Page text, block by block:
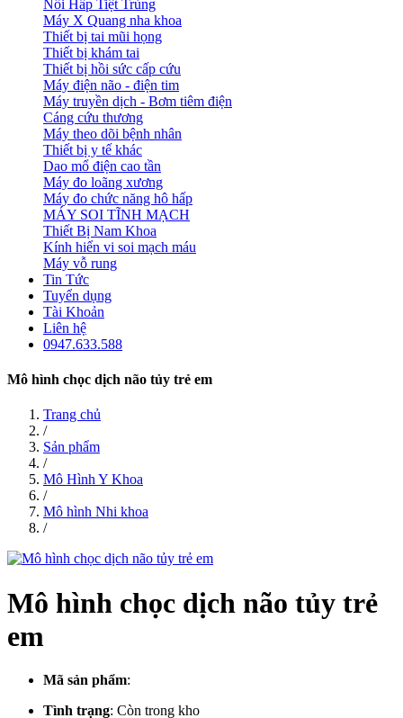
Nồi Hấp Tiệt Trùng
Máy X Quang nha khoa
Thiết bị tai mũi họng
Thiết bị khám tai
Thiết bị hồi sức cấp cứu
Máy điện não - điện tim
Máy truyền dịch - Bơm tiêm điện
Cáng cứu thương
Máy theo dõi bệnh nhân
Thiết bị y tế khác
Dao mổ điện cao tần
Máy đo loãng xương
Máy đo chức năng hô hấp
MÁY SOI TĨNH MẠCH
Thiết Bị Nam Khoa
Kính hiển vi soi mạch máu
Máy vỗ rung
Tin Tức
Tuyển dụng
Tài Khoản
Liên hệ
0947.633.588
Mô hình chọc dịch não tủy trẻ em
Trang chủ
/
Sản phẩm
/
Mô Hình Y Khoa
/
Mô hình Nhi khoa
/
Mô hình chọc dịch não tủy trẻ
em
Mã sản phẩm:
Tình trạng: Còn trong kho